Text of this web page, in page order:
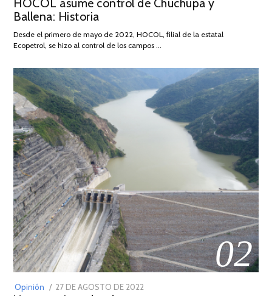
ON
DE
2026
HOCOL asume control de Chuchupa y
Ballena: Historia
Desde el primero de mayo de 2022, HOCOL, filial de la estatal
Ecopetrol, se hizo al control de los campos …
02
Opinión
POSTED
27 DE AGOSTO DE 2022